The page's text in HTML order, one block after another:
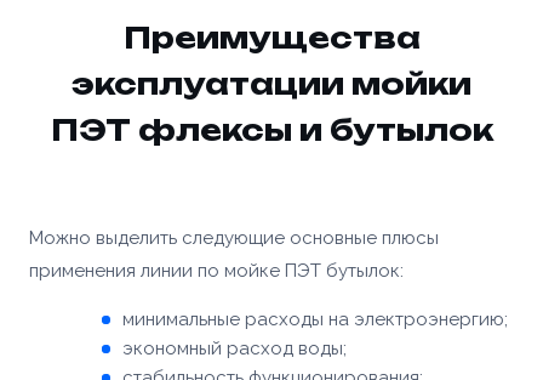
Преимущества
эксплуатации мойки
ПЭТ флексы и бутылок
Можно выделить следующие основные плюсы
применения линии по мойке ПЭТ бутылок:
минимальные расходы на электроэнергию;
экономный расход воды;
Заказать